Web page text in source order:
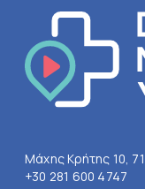
Μάχης Κρήτης 10,
+30 281 600 4747